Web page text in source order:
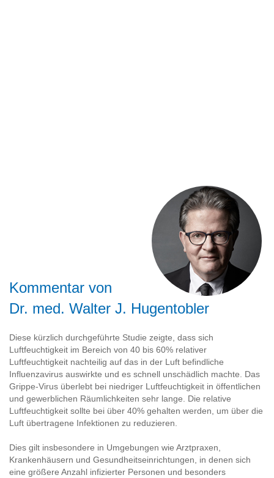
Kommentar von
Dr. med. Walter J. Hugentobler
Diese kürzlich durchgeführte Studie zeigte, dass sich
Luftfeuchtigkeit im Bereich von 40 bis 60% relativer
Luftfeuchtigkeit nachteilig auf das in der Luft befindliche
Influenzavirus auswirkte und es schnell unschädlich machte. Das
Grippe-Virus überlebt bei niedriger Luftfeuchtigkeit in öffentlichen
und gewerblichen Räumlichkeiten sehr lange. Die relative
Luftfeuchtigkeit sollte bei über 40% gehalten werden, um über die
Luft übertragene Infektionen zu reduzieren.
Dies gilt insbesondere in Umgebungen wie Arztpraxen,
Krankenhäusern und Gesundheitseinrichtungen, in denen sich
eine größere Anzahl infizierter Personen und besonders